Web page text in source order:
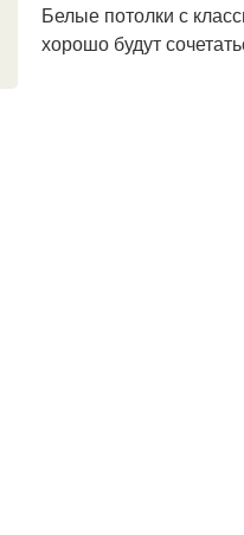
Белые потолки с
хорошо будут